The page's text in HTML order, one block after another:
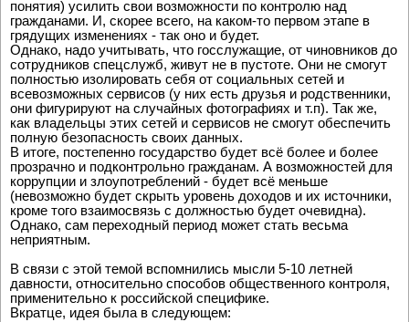
понятия) усилить свои возможности по контролю над
гражданами. И, скорее всего, на каком-то первом этапе в
грядущих изменениях - так оно и будет.
Однако, надо учитывать, что госслужащие, от чиновников до
сотрудников спецслужб, живут не в пустоте. Они не смогут
полностью изолировать себя от социальных сетей и
всевозможных сервисов (у них есть друзья и родственники,
они фигурируют на случайных фотографиях и т.п). Так же,
как владельцы этих сетей и сервисов не смогут обеспечить
полную безопасность своих данных.
В итоге, постепенно государство будет всё более и более
прозрачно и подконтрольно гражданам. А возможностей для
коррупции и злоупотреблений - будет всё меньше
(невозможно будет скрыть уровень доходов и их источники,
кроме того взаимосвязь с должностью будет очевидна).
Однако, сам переходный период может стать весьма
неприятным.
В связи с этой темой вспомнились мысли 5-10 летней
давности, относительно способов общественного контроля,
применительно к российской специфике.
Вкратце, идея была в следующем: